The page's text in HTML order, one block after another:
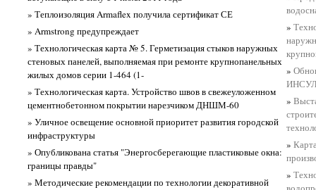
» Теплоизоляция Armaflex получила сертификат СЕ
» Armstrong предупреждает
» Технологическая карта № 5. Герметизация стыков наружных
стеновых панелей, выполняемая при ремонте крупнопанельных
жилых домов серии 1-464 (1-
» Технологическая карта. Устройство швов в свежеуложенном
цементнобетонном покрытии нарезчиком ДНШМ-60
» Уличное освещение основной приоритет развития городской
инфраструктуры
» Опубликована статья "Энергосберегающие пластиковые окна:
границы правды"
» Методические рекомендации по технологии декоративной
»
»
»
»
»